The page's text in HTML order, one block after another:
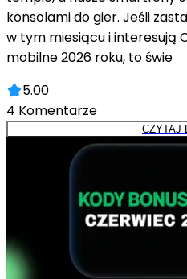
konsolami do gier. Jeśli
w tym miesiącu i interesują
mobilne 2026 roku, to świe
5.00
4 Komentarze
CZYTAJ